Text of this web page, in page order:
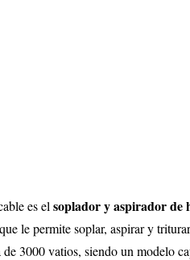
es elsoplador y aspirador
le permite soplar, aspirar y
3000 vatios, siendo un modelo